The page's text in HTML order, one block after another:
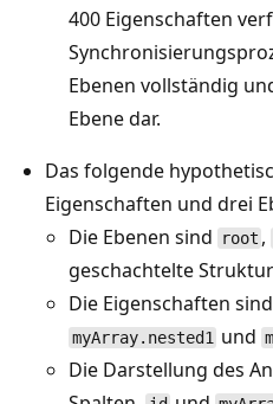
400 Eigenschaften
Ebenen vollständig
Ebene dar.
Das folgende
Eigenschaften und drei
Die Ebenen sind
root ,
geschachtelte
Die Eigenschaften sind
myArray.nested1 und
Die Darstellung des